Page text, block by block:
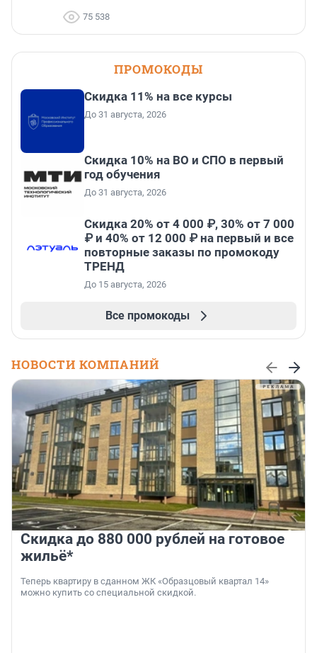
75 538
ПРОМОКОДЫ
Скидка 11% на все курсы
До 31 августа, 2026
Скидка 10% на ВО и СПО в первый
год обучения
До 31 августа, 2026
Скидка 20% от 4 000 ₽, 30% от 7 000
₽ и 40% от 12 000 ₽ на первый и все
повторные заказы по промокоду
ТРЕНД
До 15 августа, 2026
Все промокоды
НОВОСТИ КОМПАНИЙ
Скидка до 880 000 рублей на готовое
жильё*
Теперь квартиру в сданном ЖК «Образцовый квартал 14»
можно купить со специальной скидкой.